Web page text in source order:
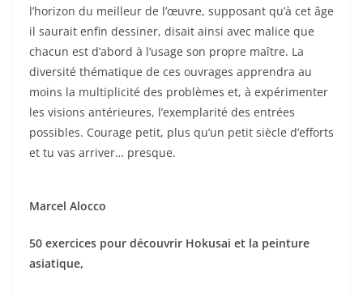
l’horizon du meilleur de l’œuvre, supposant qu’à cet âge
il saurait enfin dessiner, disait ainsi avec malice que
chacun est d’abord à l’usage son propre maître. La
diversité thématique de ces ouvrages apprendra au
moins la multiplicité des problèmes et, à expérimenter
les visions antérieures, l’exemplarité des entrées
possibles. Courage petit, plus qu’un petit siècle d’efforts
et tu vas arriver… presque.
Marcel Alocco
50 exercices pour découvrir Hokusai et la peinture
asiatique,